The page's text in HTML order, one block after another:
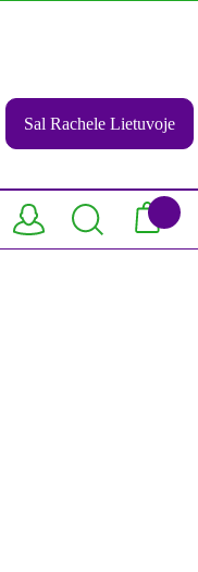
Sal Rachele Lietuvoje